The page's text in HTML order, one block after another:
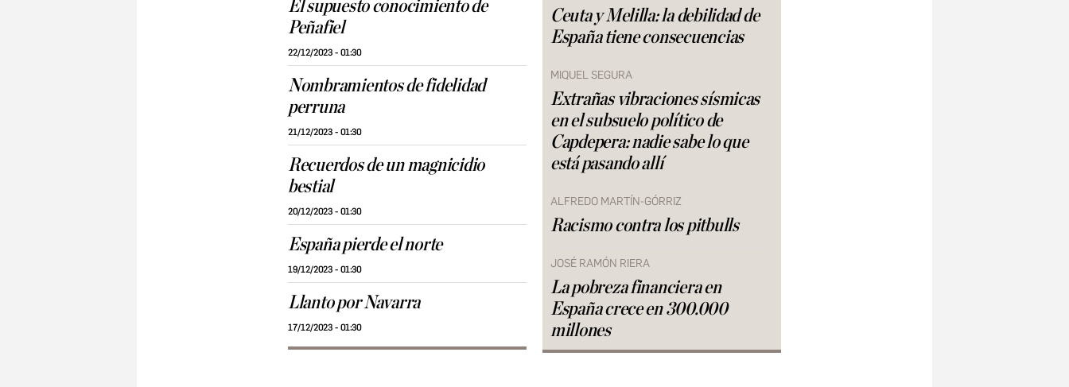
El supuesto conocimiento de
Peñafiel
22/12/2023 - 01:30
Nombramientos de fidelidad
perruna
21/12/2023 - 01:30
Recuerdos de un magnicidio
bestial
20/12/2023 - 01:30
España pierde el norte
19/12/2023 - 01:30
Llanto por Navarra
17/12/2023 - 01:30
Ceuta y Melilla: la debilidad de
España tiene consecuencias
MIQUEL SEGURA
Extrañas vibraciones sísmicas
en el subsuelo político de
Capdepera: nadie sabe lo que
está pasando allí
ALFREDO MARTÍN-GÓRRIZ
Racismo contra los pitbulls
JOSÉ RAMÓN RIERA
La pobreza financiera en
España crece en 300.000
millones